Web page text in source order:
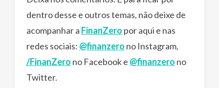
dentro desse e outros temas, não deixe de
acompanhar a FinanZero por aqui e nas
redes sociais: @finanzero no Instagram,
/FinanZero no Facebook e @finanzero no
Twitter.